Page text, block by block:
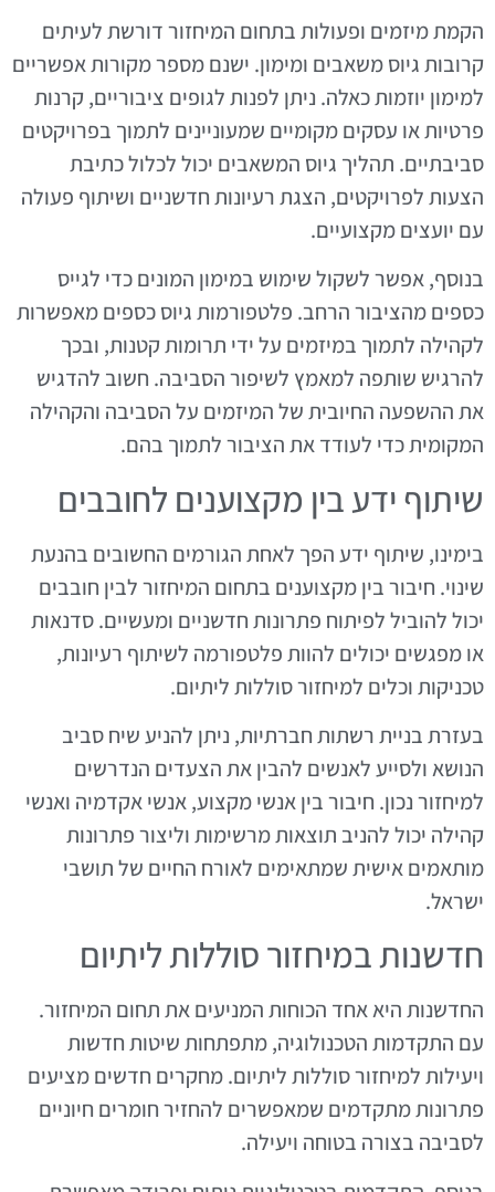
הקמת מיזמים ופעולות בתחום המיחזור דורשת לעיתים
קרובות גיוס משאבים ומימון. ישנם מספר מקורות אפשריים
למימון יוזמות כאלה. ניתן לפנות לגופים ציבוריים, קרנות
פרטיות או עסקים מקומיים שמעוניינים לתמוך בפרויקטים
סביבתיים. תהליך גיוס המשאבים יכול לכלול כתיבת
הצעות לפרויקטים, הצגת רעיונות חדשניים ושיתוף פעולה
עם יועצים מקצועיים.
בנוסף, אפשר לשקול שימוש במימון המונים כדי לגייס
כספים מהציבור הרחב. פלטפורמות גיוס כספים מאפשרות
לקהילה לתמוך במיזמים על ידי תרומות קטנות, ובכך
להרגיש שותפה למאמץ לשיפור הסביבה. חשוב להדגיש
את ההשפעה החיובית של המיזמים על הסביבה והקהילה
המקומית כדי לעודד את הציבור לתמוך בהם.
שיתוף ידע בין מקצוענים לחובבים
בימינו, שיתוף ידע הפך לאחת הגורמים החשובים בהנעת
שינוי. חיבור בין מקצוענים בתחום המיחזור לבין חובבים
יכול להוביל לפיתוח פתרונות חדשניים ומעשיים. סדנאות
או מפגשים יכולים להוות פלטפורמה לשיתוף רעיונות,
טכניקות וכלים למיחזור סוללות ליתיום.
בעזרת בניית רשתות חברתיות, ניתן להניע שיח סביב
הנושא ולסייע לאנשים להבין את הצעדים הנדרשים
למיחזור נכון. חיבור בין אנשי מקצוע, אנשי אקדמיה ואנשי
קהילה יכול להניב תוצאות מרשימות וליצור פתרונות
מותאמים אישית שמתאימים לאורח החיים של תושבי
ישראל.
חדשנות במיחזור סוללות ליתיום
החדשנות היא אחד הכוחות המניעים את תחום המיחזור.
עם התקדמות הטכנולוגיה, מתפתחות שיטות חדשות
ויעילות למיחזור סוללות ליתיום. מחקרים חדשים מציעים
פתרונות מתקדמים שמאפשרים להחזיר חומרים חיוניים
לסביבה בצורה בטוחה ויעילה.